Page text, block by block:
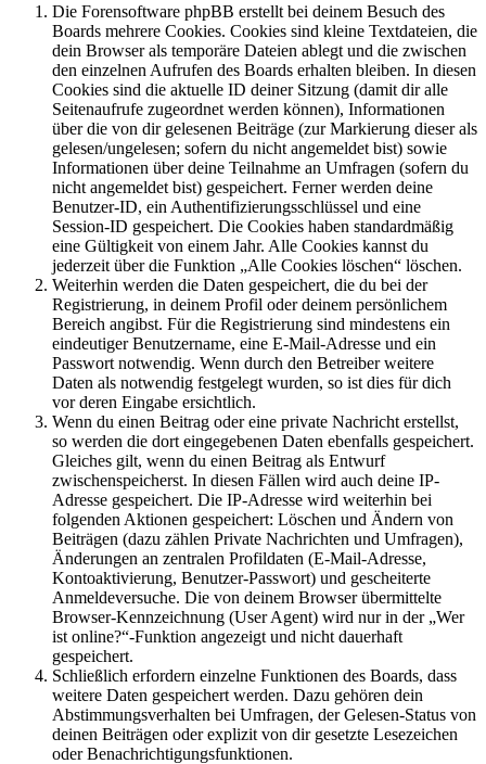
Die Forensoftware phpBB erstellt bei deinem Besuch des
Boards mehrere Cookies. Cookies sind kleine Textdateien, die
dein Browser als temporäre Dateien ablegt und die zwischen
den einzelnen Aufrufen des Boards erhalten bleiben. In diesen
Cookies sind die aktuelle ID deiner Sitzung (damit dir alle
Seitenaufrufe zugeordnet werden können), Informationen
über die von dir gelesenen Beiträge (zur Markierung dieser als
gelesen/ungelesen; sofern du nicht angemeldet bist) sowie
Informationen über deine Teilnahme an Umfragen (sofern du
nicht angemeldet bist) gespeichert. Ferner werden deine
Benutzer-ID, ein Authentifizierungsschlüssel und eine
Session-ID gespeichert. Die Cookies haben standardmäßig
eine Gültigkeit von einem Jahr. Alle Cookies kannst du
jederzeit über die Funktion „Alle Cookies löschen“ löschen.
Weiterhin werden die Daten gespeichert, die du bei der
Registrierung, in deinem Profil oder deinem persönlichem
Bereich angibst. Für die Registrierung sind mindestens ein
eindeutiger Benutzername, eine E-Mail-Adresse und ein
Passwort notwendig. Wenn durch den Betreiber weitere
Daten als notwendig festgelegt wurden, so ist dies für dich
vor deren Eingabe ersichtlich.
Wenn du einen Beitrag oder eine private Nachricht erstellst,
so werden die dort eingegebenen Daten ebenfalls gespeichert.
Gleiches gilt, wenn du einen Beitrag als Entwurf
zwischenspeicherst. In diesen Fällen wird auch deine IP-
Adresse gespeichert. Die IP-Adresse wird weiterhin bei
folgenden Aktionen gespeichert: Löschen und Ändern von
Beiträgen (dazu zählen Private Nachrichten und Umfragen),
Änderungen an zentralen Profildaten (E-Mail-Adresse,
Kontoaktivierung, Benutzer-Passwort) und gescheiterte
Anmeldeversuche. Die von deinem Browser übermittelte
Browser-Kennzeichnung (User Agent) wird nur in der „Wer
ist online?“-Funktion angezeigt und nicht dauerhaft
gespeichert.
Schließlich erfordern einzelne Funktionen des Boards, dass
weitere Daten gespeichert werden. Dazu gehören dein
Abstimmungsverhalten bei Umfragen, der Gelesen-Status von
deinen Beiträgen oder explizit von dir gesetzte Lesezeichen
oder Benachrichtigungsfunktionen.